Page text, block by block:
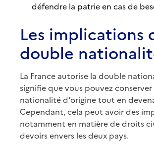
défendre la patrie en cas de
Les implications
double
La France autorise la double
signifie que vous pouvez
nationalité d'origine tout en
Cependant, cela peut avoir des
notamment en matière de droits
devoirs envers les deux pays.